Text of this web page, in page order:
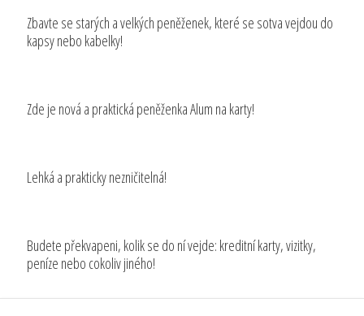
Zbavte se starých a velkých peněženek, které se sotva vejdou do
kapsy nebo kabelky!
Zde je nová a praktická peněženka Alum na karty!
Lehká a prakticky nezničitelná!
Budete překvapeni, kolik se do ní vejde: kreditní karty, vizitky,
peníze nebo cokoliv jiného!